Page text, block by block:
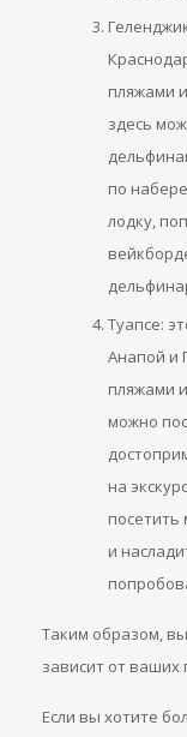
пляжами
здесь
по
лодку,
Туапсе:
Анапой и
пляжами
можно
на
и
Таким образом,
зависит от ваших
Если вы хотите